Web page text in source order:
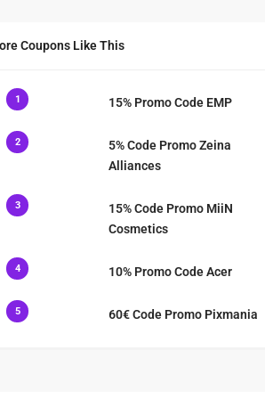
Coupons Like This
1 15% Promo Code EMP
2
5% Code Promo Zeina
Alliances
3
15% Code Promo MiiN
Cosmetics
4 10% Promo Code Acer
5 60€ Code Promo Pixmania